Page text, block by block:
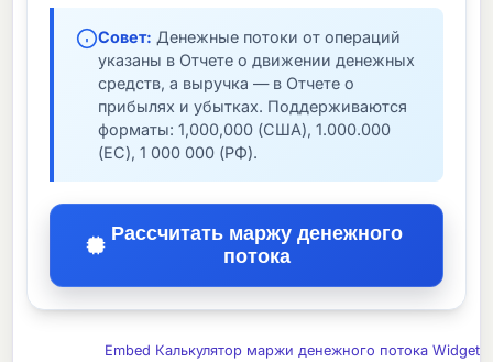
Совет: Денежные потоки от операций
указаны в Отчете о движении денежных
средств, а выручка — в Отчете о
прибылях и убытках. Поддерживаются
форматы: 1,000,000 (США), 1.000.000
(ЕС), 1 000 000 (РФ).
Рассчитать маржу денежного
потока
Embed Калькулятор маржи денежного потока Widget